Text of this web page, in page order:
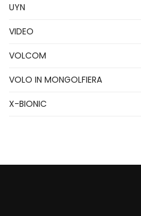
UYN
VIDEO
VOLCOM
VOLO IN MONGOLFIERA
X-BIONIC